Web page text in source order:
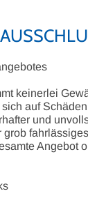
keinerlei
auf
und
Angebot